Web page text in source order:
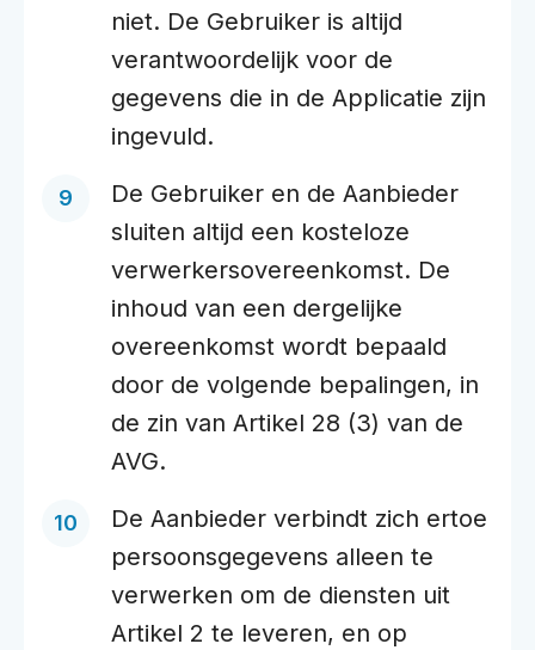
niet. De Gebruiker is altijd
verantwoordelijk voor de
gegevens die in de Applicatie zijn
ingevuld.
De Gebruiker en de Aanbieder
sluiten altijd een kosteloze
verwerkersovereenkomst. De
inhoud van een dergelijke
overeenkomst wordt bepaald
door de volgende bepalingen, in
de zin van Artikel 28 (3) van de
AVG.
De Aanbieder verbindt zich ertoe
persoonsgegevens alleen te
verwerken om de diensten uit
Artikel 2 te leveren, en op